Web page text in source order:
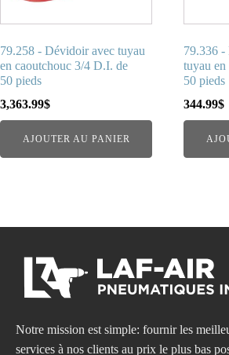
79.258 - Dévidoir avec tuyau
en caoutchouc 3/4 D.I. de
50 pieds
3,363.99$
AJOUTER AU PANIER
79.336
tuyau
50 pieds
344.99$
Notre mission est simple: fournir les
services à nos clients au prix le plus bas